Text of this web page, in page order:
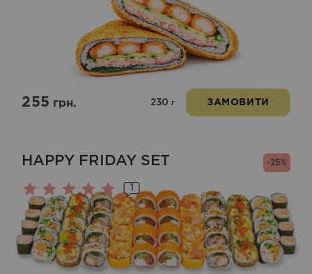
255грн. 230 г ЗАМОВИТИ
-25%
HAPPY FRIDAY SET
Оцінено
в
5.00
з 5